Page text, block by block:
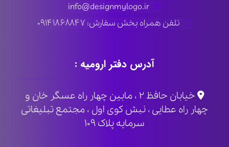
info@designmylogo.ir
تلفن همراه بخش سفارش: ۰۹۱۴۱۸۶۸۸۴۷
آدرس دفتر ارومیه :
خیابان حافظ ۲ ، مابین چهار راه عسگر خان و
چهار راه عطایی ، نبش کوی اول ، مجتمع تبلیغاتی
سرمایه پلاک ۱۰۹